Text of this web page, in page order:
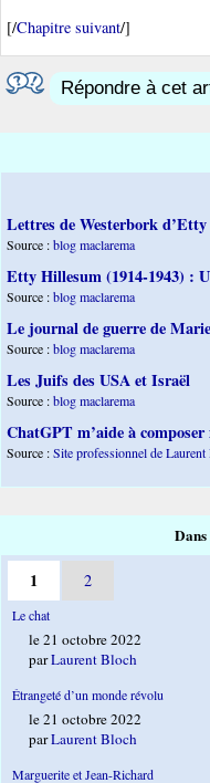
[/Chapitre suivant/]
Répondre à cet
Lettres de Westerbork
Source :blog maclarema
Etty Hillesum (1914-1943) :
Source :blog maclarema
Le journal de guerre de
Source :blog maclarema
Les Juifs des USA et Israël
Source :blog maclarema
ChatGPT m’aide à
Source :Site professionnel de
1 2
Le chat
le 21 octobre 2022
parLaurent Bloch
Étrangeté d’un monde révolu
le 21 octobre 2022
parLaurent Bloch
Marguerite et Jean-Richard